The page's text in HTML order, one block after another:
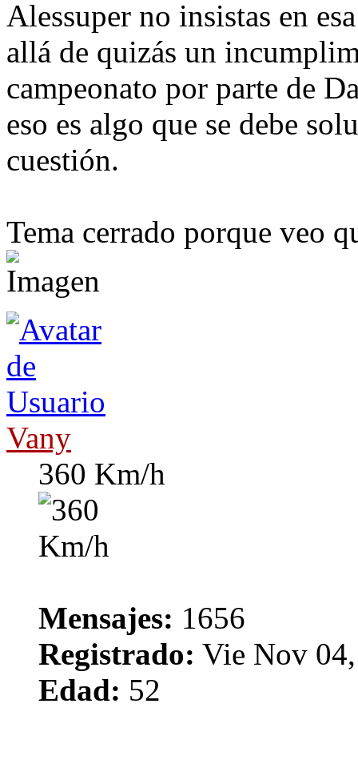
Alessuper no insistas en
allá de quizás un
campeonato por parte de
eso es algo que se debe
cuestión.
Tema cerrado porque veo
Vany
360 Km/h
Mensajes: 1656
Registrado: Vie Nov
Edad: 52